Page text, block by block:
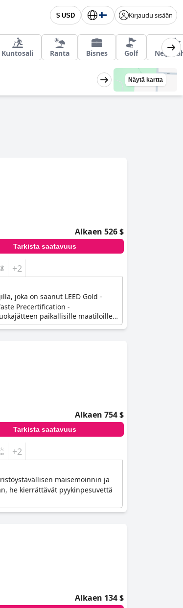
$ USD Kirjaudu sisään
Kuntosali Ranta Bisnes Golf Neljä
Näytä kartta
Alkaen 526 $
Tarkista saatavuus
+2
joka on saanut LEED Gold -
Precertification -
paikallisille maatiloille
Alkaen 754 $
Tarkista saatavuus
+2
maisemoinnin ja
he kierrättävät pyykinpesuvettä
Alkaen 134 $